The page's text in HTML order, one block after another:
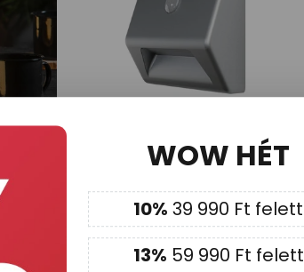
OSRAM éjszakai fény NIGHTLUX
STAIR, ezüst Szenzor
Akkumulátor IP54
4 990 Ft
Raktáron
WOW HÉT
10% 39 990 Ft felett
13% 59 990 Ft felett